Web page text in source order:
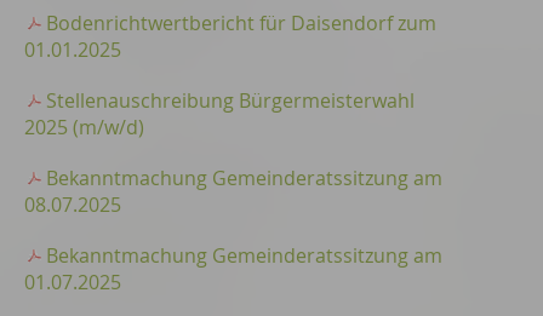
Bodenrichtwertbericht für Daisendorf zum
01.01.2025
Stellenauschreibung Bürgermeisterwahl
2025 (m/w/d)
Bekanntmachung Gemeinderatssitzung am
08.07.2025
Bekanntmachung Gemeinderatssitzung am
01.07.2025